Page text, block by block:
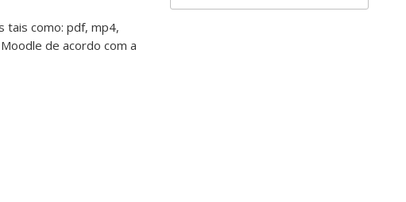
tais como: pdf, mp4,
de acordo com a